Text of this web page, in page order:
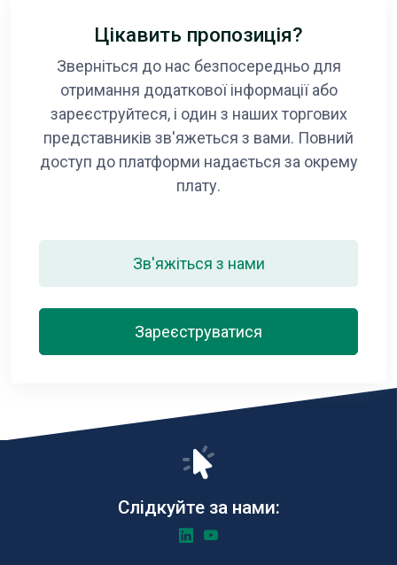
Цікавить пропозиція?
Зверніться до нас безпосередньо для
отримання додаткової інформації або
зареєструйтеся, і один з наших торгових
представників зв'яжеться з вами. Повний
доступ до платформи надається за окрему
плату.
Зв'яжіться з нами
Зареєструватися
Слідкуйте за нами: